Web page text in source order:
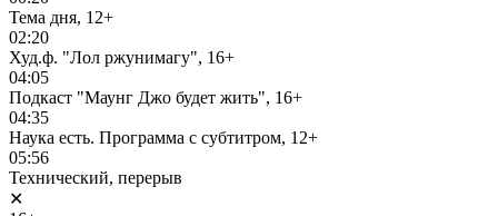
Тема дня, 12+
02:20
Худ.ф. "Лол ржунимагу", 16+
04:05
Подкаст "Маунг Джо будет жить", 16+
04:35
Наука есть. Программа с субтитром, 12+
05:56
Технический, перерыв
✕